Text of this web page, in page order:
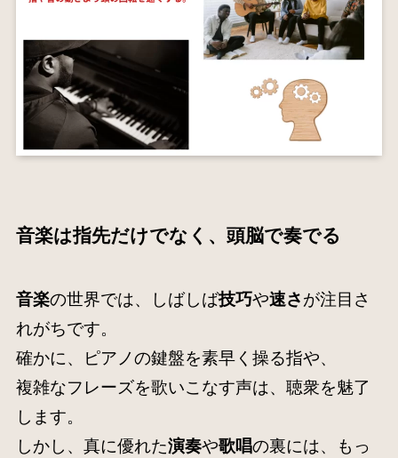
音楽は指先だけでなく、頭脳で奏でる
音楽の世界では、しばしば技巧や速さが注目さ
れがちです。
確かに、ピアノの鍵盤を素早く操る指や、
複雑なフレーズを歌いこなす声は、聴衆を魅了
します。
しかし、真に優れた演奏や歌唱の裏には、もっ